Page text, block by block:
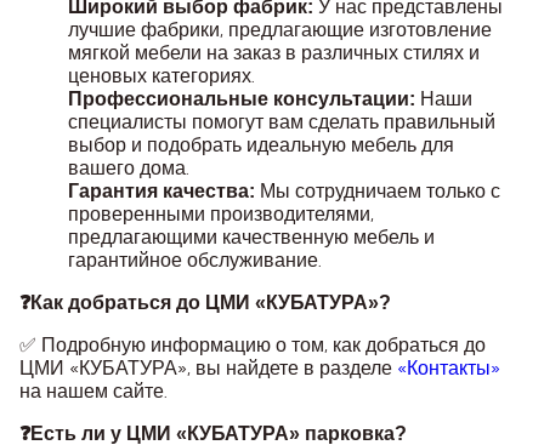
Широкий выбор фабрик: У нас представлены
лучшие фабрики, предлагающие изготовление
мягкой мебели на заказ в различных стилях и
ценовых категориях.
Профессиональные консультации: Наши
специалисты помогут вам сделать правильный
выбор и подобрать идеальную мебель для
вашего дома.
Гарантия качества: Мы сотрудничаем только с
проверенными производителями,
предлагающими качественную мебель и
гарантийное обслуживание.
❓Как добраться до ЦМИ «КУБАТУРА»?
✅ Подробную информацию о том, как добраться до
ЦМИ «КУБАТУРА», вы найдете в разделе «Контакты»
на нашем сайте.
❓Есть ли у ЦМИ «КУБАТУРА» парковка?